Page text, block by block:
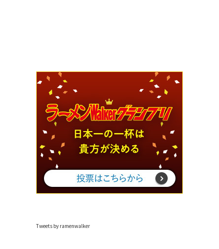
Tweets by ramenwalker